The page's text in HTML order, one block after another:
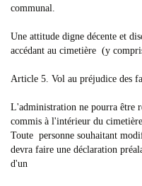
communal.
Une attitude digne décente et
accédant au cimetière (y
Article 5. Vol au préjudice des
L'administration ne pourra être
commis à l'intérieur du
Toute personne souhaitant
devra faire une déclaration
d'un